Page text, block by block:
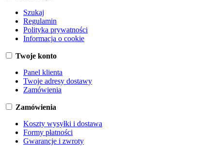
Szukaj
Regulamin
Polityka prywatności
Informacja o cookie
Twoje konto
Panel klienta
Twoje adresy dostawy
Zamówienia
Zamówienia
Koszty wysyłki i dostawa
Formy płatności
Gwarancje i zwroty